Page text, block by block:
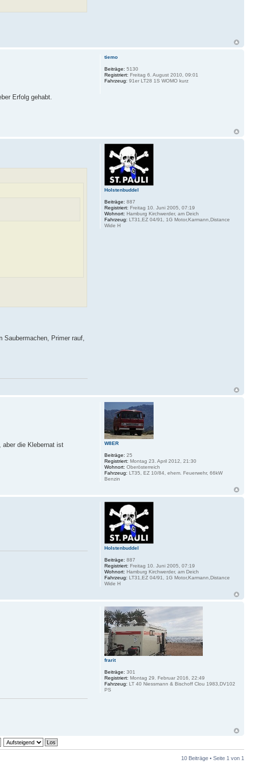
Erfolg gehabt.
tiemo
Beiträge: 5130
Registriert: Freitag 6. August 2010, 09:01
Fahrzeug: 91er LT28 1S WOMO kurz
Saubermachen, Primer rauf,
Holstenbuddel
Beiträge: 887
Registriert: Freitag 10. Juni 2005, 07:19
Wohnort: Hamburg Kirchwerder, am Deich
Fahrzeug: LT31,EZ 04/91, 1G Motor,Karmann,Distance
Wide H
aber die Klebernat ist
W8ER
Beiträge: 25
Registriert: Montag 23. April 2012, 21:30
Wohnort: Oberösterreich
Fahrzeug: LT35, EZ 10/84, ehem. Feuerwehr, 66kW
Benzin
Holstenbuddel
Beiträge: 887
Registriert: Freitag 10. Juni 2005, 07:19
Wohnort: Hamburg Kirchwerder, am Deich
Fahrzeug: LT31,EZ 04/91, 1G Motor,Karmann,Distance
Wide H
frarit
Beiträge: 301
Registriert: Montag 29. Februar 2016, 22:49
Fahrzeug: LT 40 Niessmann & Bischoff Clou 1983,DV102
PS
10 Beiträge • Seite 1 von 1